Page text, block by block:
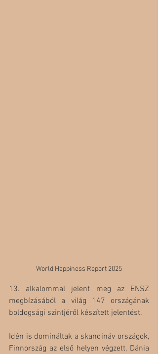
World Happiness Report 2025
13. alkalommal jelent meg az ENSZ
megbízásából a világ 147 országának
boldogsági szintjéről készített jelentést.
Idén is domináltak a skandináv országok,
Finnország az első helyen végzett, Dánia